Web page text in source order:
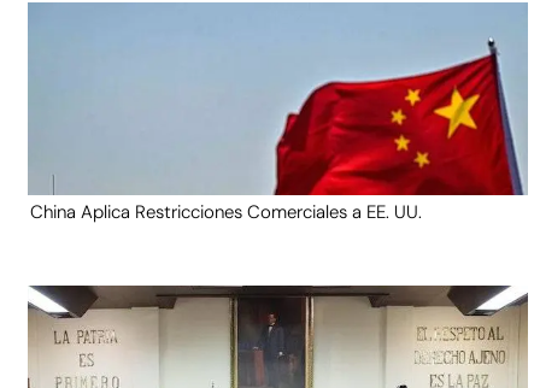
China Aplica Restricciones Comerciales a EE. UU.